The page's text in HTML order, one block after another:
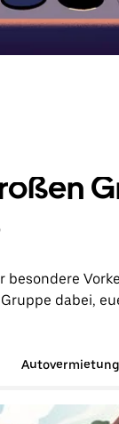
besondere
dabei,